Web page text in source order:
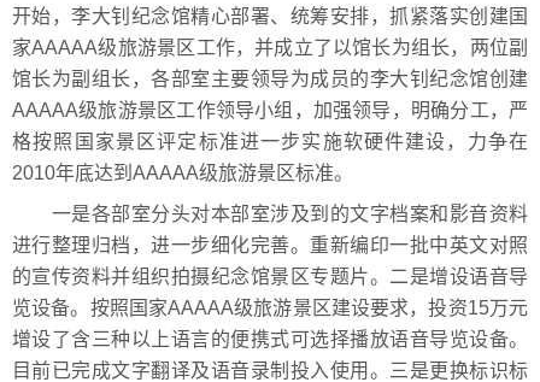
开始，李大钊纪念馆精心部署、统筹安排，抓紧落实创建国
家AAAAA级旅游景区工作，并成立了以馆长为组长，两位副
馆长为副组长，各部室主要领导为成员的李大钊纪念馆创建
AAAAA级旅游景区工作领导小组，加强领导，明确分工，严
格按照国家景区评定标准进一步实施软硬件建设，力争在
2010年底达到AAAAA级旅游景区标准。
一是各部室分头对本部室涉及到的文字档案和影音资料
进行整理归档，进一步细化完善。重新编印一批中英文对照
的宣传资料并组织拍摄纪念馆景区专题片。二是增设语音导
览设备。按照国家AAAAA级旅游景区建设要求，投资15万元
增设了含三种以上语言的便携式可选择播放语音导览设备。
目前已完成文字翻译及语音录制投入使用。三是更换标识标